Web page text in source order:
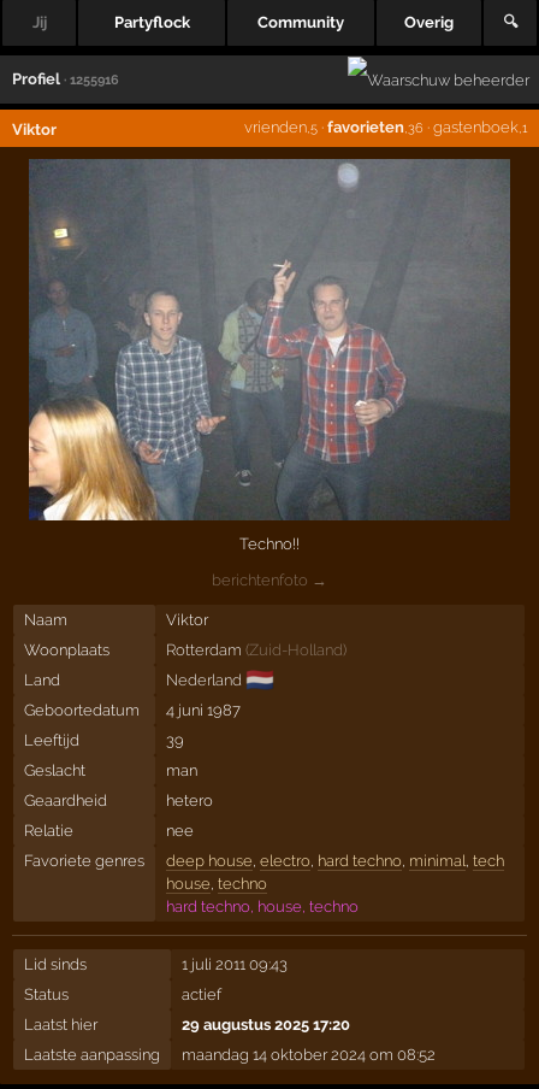
Jij Partyflock Community Overig 🔍
Profiel · 1255916
Viktor vrienden,5· favorieten,36 · gastenboek,1
Techno!!
berichtenfoto →
Naam
Viktor
Woonplaats
Rotterdam (Zuid-Holland)
Land
Nederland 🇳🇱
Geboortedatum
4 juni 1987
Leeftijd
39
Geslacht
man
Geaardheid
hetero
Relatie
nee
Favoriete genres
deep house electro, hard techno, minimal tech
house techno
hard techno, house, techno
Lid sinds
1 juli 2011 09:43
Status
actief
Laatst hier
29 augustus 2025 17:20
Laatste aanpassing
maandag 14 oktober 2024 om 08:52